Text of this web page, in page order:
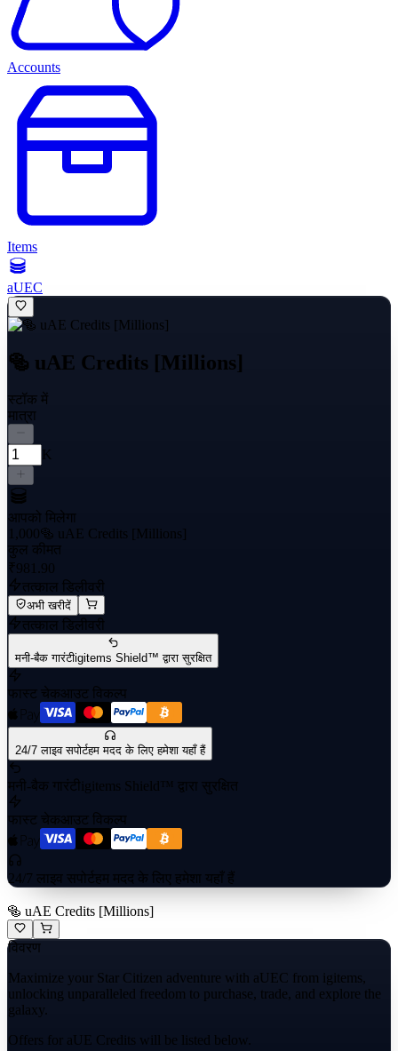
Accounts
Items
aUEC
🥯 uAE Credits [Millions]
स्टॉक में
मात्रा
K
आपको मिलेगा
1,000🥯 uAE Credits [Millions]
कुल कीमत
₹981.90
तत्काल डिलीवरी
अभी खरीदें
तत्काल डिलीवरी
मनी-बैक गारंटीigitems Shield™ द्वारा सुरक्षित
फास्ट चेकआउट विकल्प
24/7 लाइव सपोर्टहम मदद के लिए हमेशा यहाँ हैं
मनी-बैक गारंटी igitems Shield™ द्वारा सुरक्षित
फास्ट चेकआउट विकल्प
24/7 लाइव सपोर्टहम मदद के लिए हमेशा यहाँ हैं
🥯 uAE Credits [Millions]
विवरण
Maximize your Star Citizen adventure with aUEC from igitems,
unlocking unparalleled freedom to purchase, trade, and explore the
galaxy.
Offers for aUE Credits will be listed below.